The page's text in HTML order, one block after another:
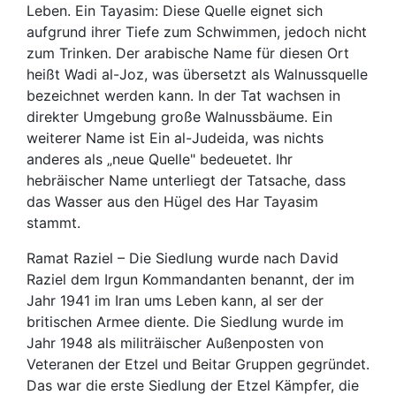
Leben. Ein Tayasim: Diese Quelle eignet sich
aufgrund ihrer Tiefe zum Schwimmen, jedoch nicht
zum Trinken. Der arabische Name für diesen Ort
heißt Wadi al-Joz, was übersetzt als Walnussquelle
bezeichnet werden kann. In der Tat wachsen in
direkter Umgebung große Walnussbäume. Ein
weiterer Name ist Ein al-Judeida, was nichts
anderes als „neue Quelle" bedeuetet. Ihr
hebräischer Name unterliegt der Tatsache, dass
das Wasser aus den Hügel des Har Tayasim
stammt.
Ramat Raziel – Die Siedlung wurde nach David
Raziel dem Irgun Kommandanten benannt, der im
Jahr 1941 im Iran ums Leben kann, al ser der
britischen Armee diente. Die Siedlung wurde im
Jahr 1948 als militräischer Außenposten von
Veteranen der Etzel und Beitar Gruppen gegründet.
Das war die erste Siedlung der Etzel Kämpfer, die